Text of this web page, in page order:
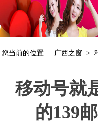
您当前的位置 ： 广西之窗 >
移动号就
的139